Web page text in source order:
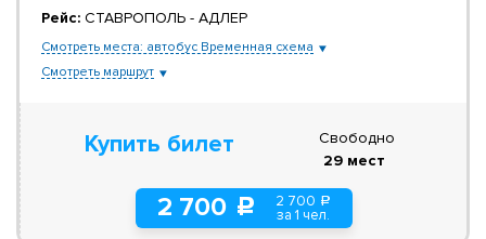
Рейс: СТАВРОПОЛЬ - АДЛЕР
Смотреть места: автобус Временная схема
Смотреть маршрут
Купить билет
2 700 c 2 700 a
за 1 чел.
Свободно
29 мест